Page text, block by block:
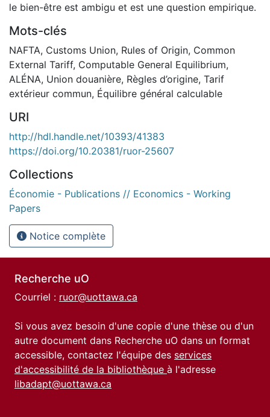
le bien-être est ambigu et est une question empirique.
Mots-clés
NAFTA, Customs Union, Rules of Origin, Common
External Tariff, Computable General Equilibrium,
ALÉNA, Union douanière, Règles d’origine, Tarif
extérieur commun, Équilibre général calculable
URI
http://hdl.handle.net/10393/41383
https://doi.org/10.20381/ruor-25607
Collections
Économie - Publications // Economics - Working
Papers
Notice complète
Recherche uO
Courriel : ruor@uottawa.ca
Si vous avez besoin d'une copie d'une thèse ou d'un
autre document dans Recherche uO dans un format
accessible, contactez l'équipe des services
d'accessibilité de la bibliothèque à l'adresse
libadapt@uottawa.ca